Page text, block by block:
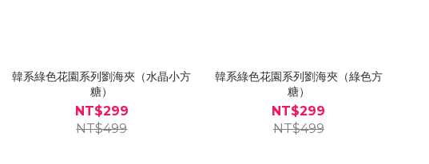
韓系綠色花園系列劉海夾（水晶小方
糖）
NT$299
NT$499
韓系綠色花園系列劉海夾（綠色方
糖）
NT$299
NT$499